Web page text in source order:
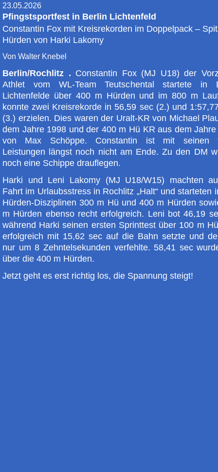
23.05.2026
Pfingstsportfest in Berlin Lichtenfeld
Constantin Fox mit Kreisrekorden im Doppelpack –
Hürden von Harki Lakomy
Von Walter Knebel
Berlin/Rochlitz . Constantin Fox (MJ U18) der
Athlet vom WL-Team Teutschental startete in
Lichtenfelde über 400 m Hürden und im 800 m
konnte zwei Kreisrekorde in 56,59 sec (2.) und
(3.) erzielen. Dies waren der Uralt-KR von Michael
dem Jahre 1998 und der 400 m Hü KR aus dem
von Max Schöppe. Constantin ist mit seinen
Leistungen längst noch nicht am Ende. Zu den DM
noch eine Schippe drauflegen.
Harki und Leni Lakomy (MJ U18/W15) machten
Fahrt im Urlaubsstress in Rochlitz „Halt“ und starteten
Hürden-Disziplinen 300 m Hü und 400 m Hürden
m Hürden ebenso recht erfolgreich. Leni bot 46,19
während Harki seinen ersten Sprinttest über 100 m
erfolgreich mit 15,62 sec auf die Bahn setzte und
nur um 8 Zehntelsekunden verfehlte. 58,41 sec
über die 400 m Hürden.
Jetzt geht es erst richtig los, die Spannung steigt!